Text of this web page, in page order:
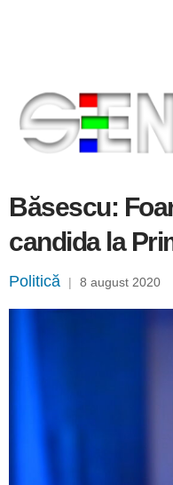
Băsescu:
candida la
Politică | 8 august 2020